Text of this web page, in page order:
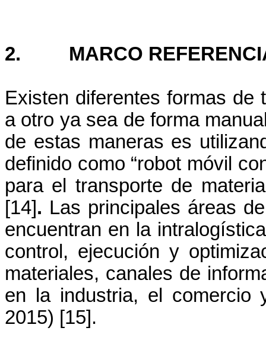
2. MARCO
Existen diferentes formas de
a otro ya sea de forma
de estas maneras es
definido como “robot móvil
para el transporte de
[14]. Las principales áreas
encuentran en la
control, ejecución y
materiales, canales de
en la industria, el comercio
2015) [15].